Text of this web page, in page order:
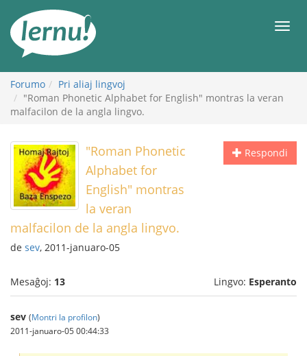
enhavo
Forumo
Pri aliaj lingvoj
"Roman Phonetic Alphabet for English" montras la veran
malfacilon de la angla lingvo.
Respondi
"Roman Phonetic
Alphabet for
English" montras
la veran
malfacilon de la angla lingvo.
de sev, 2011-januaro-05
Mesaĝoj: 13 Lingvo: Esperanto
sev (Montri la profilon)
2011-januaro-05 00:44:33